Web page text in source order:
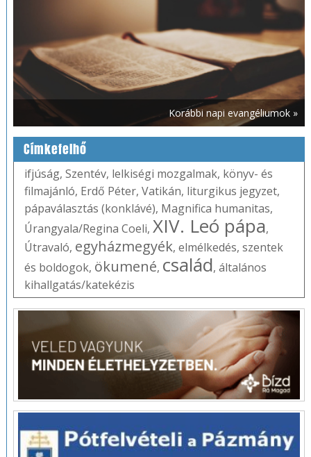
Korábbi napi evangéliumok »
Címkefelhő
ifjúság, Szentév, lelkiségi mozgalmak, könyv- és
filmajánló, Erdő Péter, Vatikán, liturgikus jegyzet,
pápaválasztás (konklávé), Magnifica humanitas,
Úrangyala/Regina Coeli, XIV. Leó pápa,
Útravaló, egyházmegyék, elmélkedés, szentek
és boldogok, ökumené, család, általános
kihallgatás/katekézis